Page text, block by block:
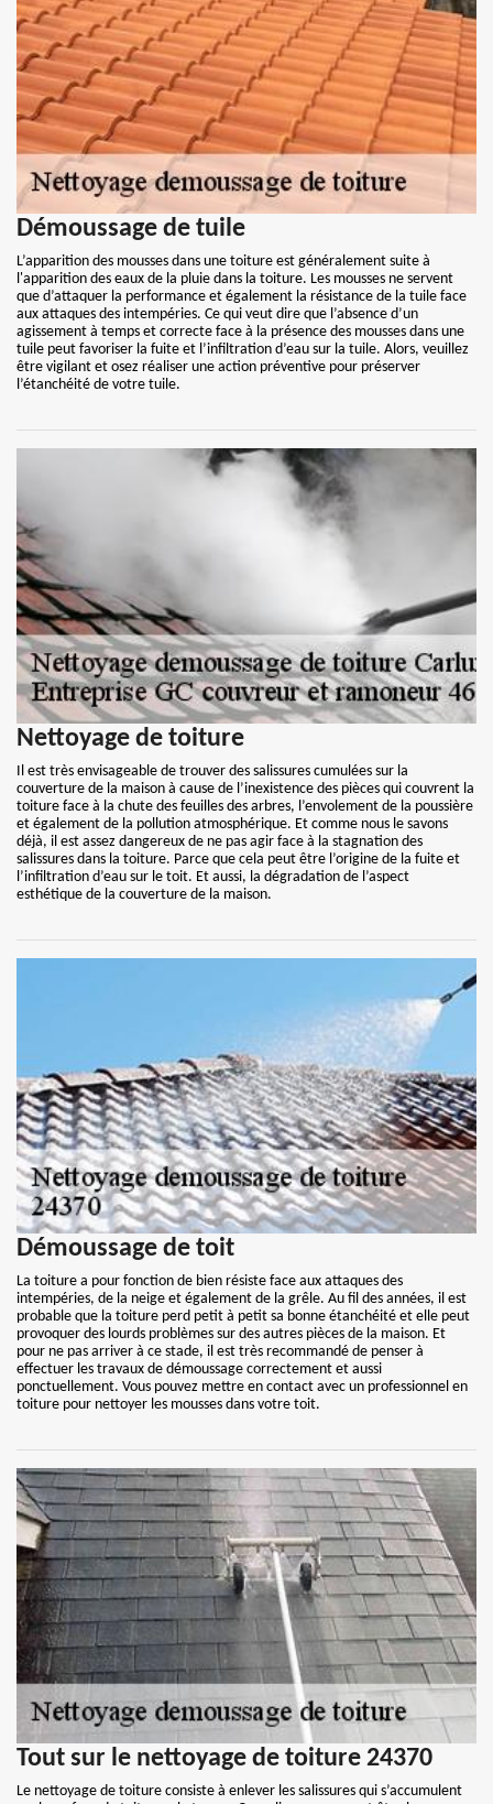
Démoussage de tuile
L’apparition des mousses dans une toiture est généralement suite à
l'apparition des eaux de la pluie dans la toiture. Les mousses ne servent
que d’attaquer la performance et également la résistance de la tuile face
aux attaques des intempéries. Ce qui veut dire que l’absence d’un
agissement à temps et correcte face à la présence des mousses dans une
tuile peut favoriser la fuite et l’infiltration d’eau sur la tuile. Alors, veuillez
être vigilant et osez réaliser une action préventive pour préserver
l’étanchéité de votre tuile.
Nettoyage de toiture
Il est très envisageable de trouver des salissures cumulées sur la
couverture de la maison à cause de l’inexistence des pièces qui couvrent la
toiture face à la chute des feuilles des arbres, l’envolement de la poussière
et également de la pollution atmosphérique. Et comme nous le savons
déjà, il est assez dangereux de ne pas agir face à la stagnation des
salissures dans la toiture. Parce que cela peut être l’origine de la fuite et
l’infiltration d’eau sur le toit. Et aussi, la dégradation de l’aspect
esthétique de la couverture de la maison.
Démoussage de toit
La toiture a pour fonction de bien résiste face aux attaques des
intempéries, de la neige et également de la grêle. Au fil des années, il est
probable que la toiture perd petit à petit sa bonne étanchéité et elle peut
provoquer des lourds problèmes sur des autres pièces de la maison. Et
pour ne pas arriver à ce stade, il est très recommandé de penser à
effectuer les travaux de démoussage correctement et aussi
ponctuellement. Vous pouvez mettre en contact avec un professionnel en
toiture pour nettoyer les mousses dans votre toit.
Tout sur le nettoyage de toiture 24370
Le nettoyage de toiture consiste à enlever les salissures qui s’accumulent